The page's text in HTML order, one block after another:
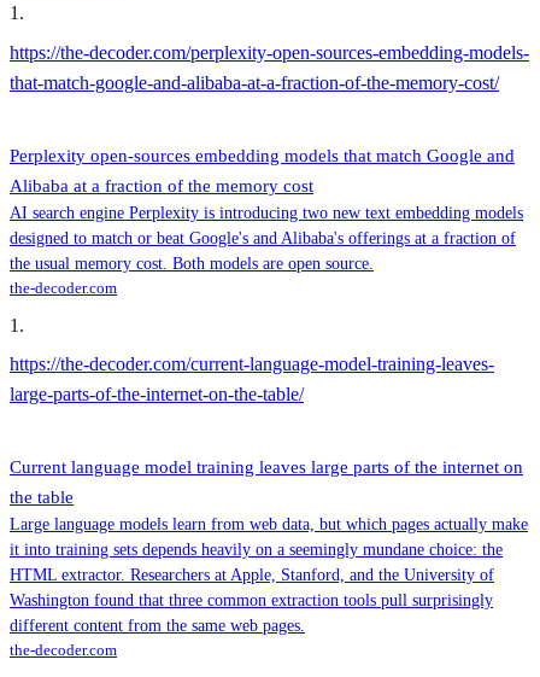
1 .
https://the-decoder.com/perplexity-open-sources-embedding-models-
that-match-google-and-alibaba-at-a-fraction-of-the-memory-cost/
Perplexity open-sources embedding models that match Google and
Alibaba at a fraction of the memory cost
AI search engine Perplexity is introducing two new text embedding models
designed to match or beat Google's and Alibaba's offerings at a fraction of
the usual memory cost. Both models are open source.
the-decoder.com
1 .
https://the-decoder.com/current-language-model-training-leaves-
large-parts-of-the-internet-on-the-table/
Current language model training leaves large parts of the internet on
the table
Large language models learn from web data, but which pages actually make
it into training sets depends heavily on a seemingly mundane choice: the
HTML extractor. Researchers at Apple, Stanford, and the University of
Washington found that three common extraction tools pull surprisingly
different content from the same web pages.
the-decoder.com